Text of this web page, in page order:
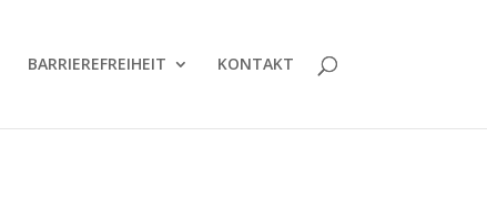
BARRIERE­FREIHEIT KONTAKT